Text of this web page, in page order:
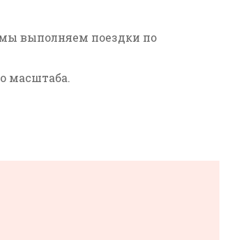
мы выполняем поездки по
масштаба.